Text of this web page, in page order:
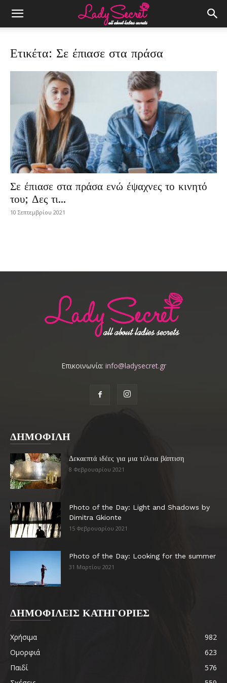
Ετικέτα: Σε έπιασε στα πράσα
Σε έπιασε στα πράσα ενώ έψαχνες το κινητό
του; Δες τι...
10 Σεπτεμβρίου 2021
Επικοινωνία: info@ladysecret.gr
ΔΗΜΟΦΙΛΗ
Δεκαεπτά ιδέες για μια τέλεια βάπτιση
8 Φεβρουαρίου 2021
Photo of the Day: Light and Shadows by
Dimitra Gkionte
15 Φεβρουαρίου 2021
Photo of the Day: Looking for the summer
31 Μαρτίου 2021
ΔΗΜΟΦΙΛΕΙΣ ΚΑΤΗΓΟΡΙΕΣ
Χρήσιμα
982
Ομορφιά
623
Παιδί
576